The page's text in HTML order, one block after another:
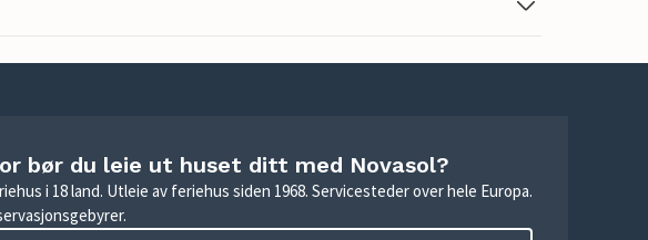
bør du leie ut huset ditt med Novasol?
i 18 land. Utleie av feriehus siden 1968. Servicesteder over hele Europa.